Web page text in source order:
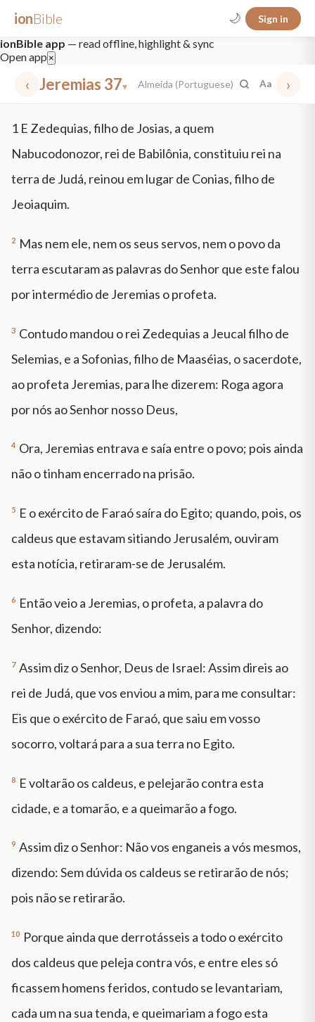
ionBible 🌙 Sign in
ionBible app — read offline, highlight & sync
Open app ×
‹ Jeremias 37▾ Almeida (Portuguese) Aa ›
"peace that passeth" grace -law
1 E Zedequias, filho de Josias, a quem
Nabucodonozor, rei de Babilônia, constituiu rei na
terra de Judá, reinou em lugar de Conias, filho de
Jeoiaquim.
2 Mas nem ele, nem os seus servos, nem o povo da
terra escutaram as palavras do Senhor que este falou
por intermédio de Jeremias o profeta.
3 Contudo mandou o rei Zedequias a Jeucal filho de
Selemias, e a Sofonias, filho de Maaséias, o sacerdote,
ao profeta Jeremias, para lhe dizerem: Roga agora
por nós ao Senhor nosso Deus,
4 Ora, Jeremias entrava e saía entre o povo; pois ainda
não o tinham encerrado na prisão.
5 E o exército de Faraó saíra do Egito; quando, pois, os
caldeus que estavam sitiando Jerusalém, ouviram
esta notícia, retiraram-se de Jerusalém.
6 Então veio a Jeremias, o profeta, a palavra do
Senhor, dizendo:
7 Assim diz o Senhor, Deus de Israel: Assim direis ao
rei de Judá, que vos enviou a mim, para me consultar:
Eis que o exército de Faraó, que saiu em vosso
socorro, voltará para a sua terra no Egito.
8 E voltarão os caldeus, e pelejarão contra esta
cidade, e a tomarão, e a queimarão a fogo.
9 Assim diz o Senhor: Não vos enganeis a vós mesmos,
dizendo: Sem dúvida os caldeus se retirarão de nós;
pois não se retirarão.
10 Porque ainda que derrotásseis a todo o exército
dos caldeus que peleja contra vós, e entre eles só
ficassem homens feridos, contudo se levantariam,
cada um na sua tenda, e queimariam a fogo esta